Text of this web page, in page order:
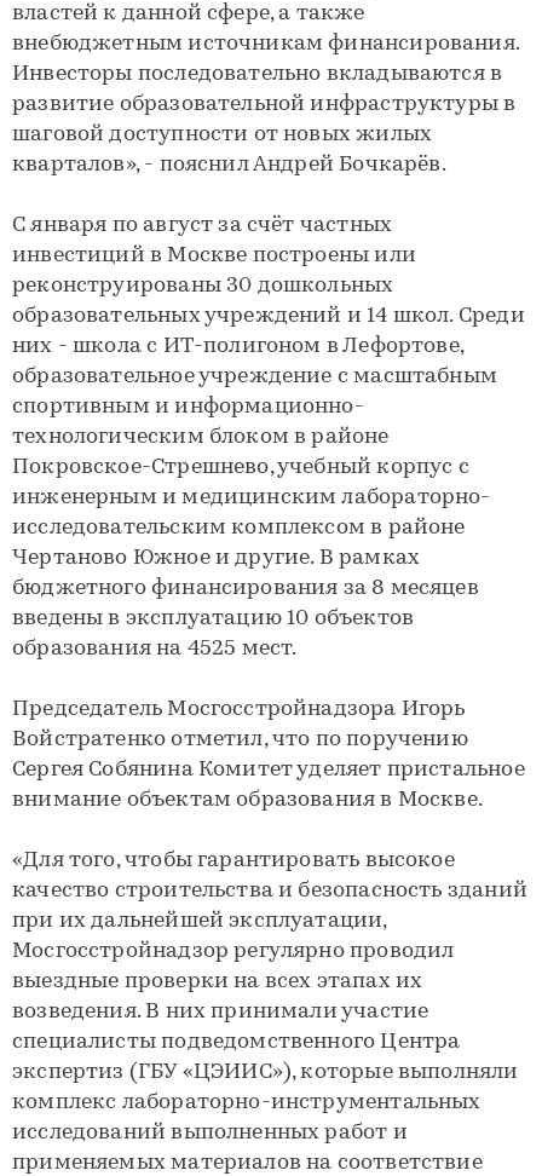
властей к данной сфере, а также
внебюджетным источникам финансирования.
Инвесторы последовательно вкладываются в
развитие образовательной инфраструктуры в
шаговой доступности от новых жилых
кварталов», - пояснил Андрей Бочкарёв.
С января по август за счёт частных
инвестиций в Москве построены или
реконструированы 30 дошкольных
образовательных учреждений и 14 школ. Среди
них - школа с ИТ-полигоном в Лефортове,
образовательное учреждение с масштабным
спортивным и информационно-
технологическим блоком в районе
Покровское-Стрешнево, учебный корпус с
инженерным и медицинским лабораторно-
исследовательским комплексом в районе
Чертаново Южное и другие. В рамках
бюджетного финансирования за 8 месяцев
введены в эксплуатацию 10 объектов
образования на 4525 мест.
Председатель Мосгосстройнадзора Игорь
Войстратенко отметил, что по поручению
Сергея Собянина Комитет уделяет пристальное
внимание объектам образования в Москве.
«Для того, чтобы гарантировать высокое
качество строительства и безопасность зданий
при их дальнейшей эксплуатации,
Мосгосстройнадзор регулярно проводил
выездные проверки на всех этапах их
возведения. В них принимали участие
специалисты подведомственного Центра
экспертиз (ГБУ «ЦЭИИС»), которые выполняли
комплекс лабораторно-инструментальных
исследований выполненных работ и
применяемых материалов на соответствие